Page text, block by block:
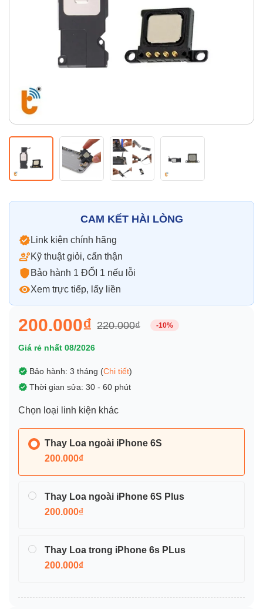
Pin iPhone Pin Samsumg Pin Oppo
CAM KẾT HÀI LÒNG
Link kiện chính hãng
Kỹ thuật giỏi, cẩn thận
Bảo hành 1 ĐỔI 1 nếu lỗi
Xem trực tiếp, lấy liền
200.000₫ 220.000₫ -10%
Giá rẻ nhất 08/2026
Bảo hành: 3 tháng (Chi tiết)
Thời gian sửa: 30 - 60 phút
Chọn loại linh kiện khác
Thay Loa ngoài iPhone 6S
200.000₫
Thay Loa ngoài iPhone 6S Plus
200.000₫
Thay Loa trong iPhone 6s PLus
200.000₫